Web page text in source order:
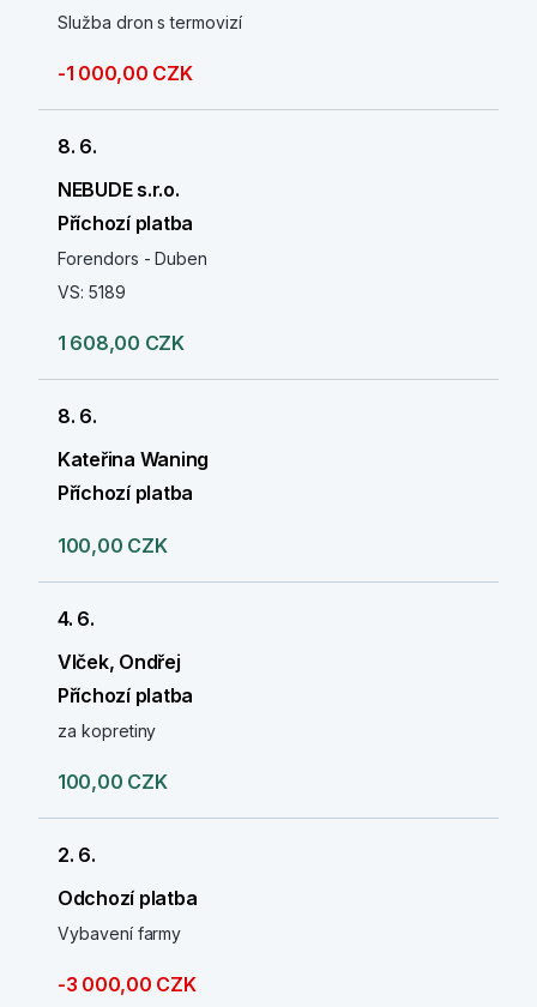
Služba dron s termovizí
-1 000,00 CZK
8. 6.
NEBUDE s.r.o.
Příchozí platba
Forendors - Duben
VS: 5189
1 608,00 CZK
8. 6.
Kateřina Waning
Příchozí platba
100,00 CZK
4. 6.
Vlček, Ondřej
Příchozí platba
za kopretiny
100,00 CZK
2. 6.
Odchozí platba
Vybavení farmy
-3 000,00 CZK